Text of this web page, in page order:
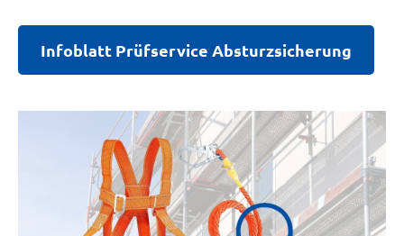
Infoblatt Prüfservice Absturzsicherung